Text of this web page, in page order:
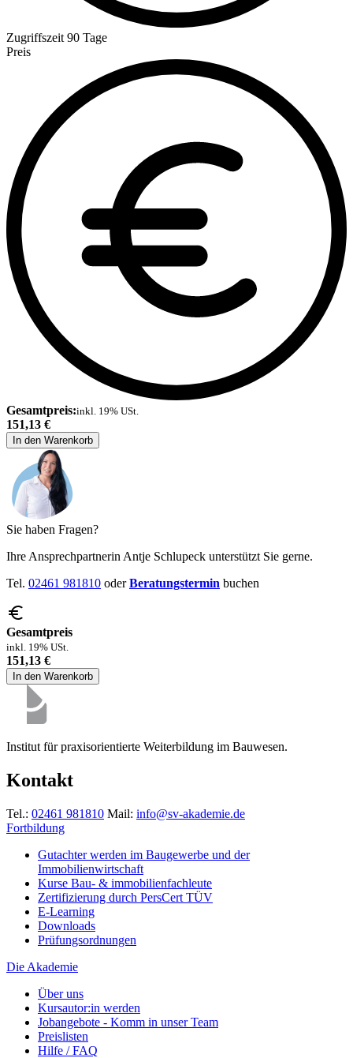
Zugriffszeit 90 Tage
Preis
Gesamtpreis:inkl. 19% USt.
151,13 €
In den Warenkorb
Sie haben Fragen?
Ihre Ansprechpartnerin Antje Schlupeck unterstützt Sie gerne.
Tel. 02461 981810 oderBeratungstermin buchen
Gesamtpreis
inkl. 19% USt.
151,13 €
In den Warenkorb
Institut für praxisorientierte Weiterbildung im Bauwesen.
Kontakt
Tel.: 02461 981810 Mail: info@sv-akademie.de
Fortbildung
Gutachter werden im Baugewerbe und der
Immobilienwirtschaft
Kurse Bau- & immobilienfachleute
Zertifizierung durch PersCert TÜV
E-Learning
Downloads
Prüfungsordnungen
Die Akademie
Über uns
Kursautor:in werden
Jobangebote - Komm in unser Team
Preislisten
Hilfe / FAQ